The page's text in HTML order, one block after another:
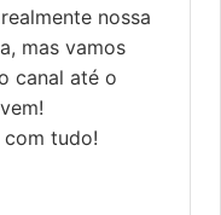
nossa
mas vamos
canal até o
tudo!